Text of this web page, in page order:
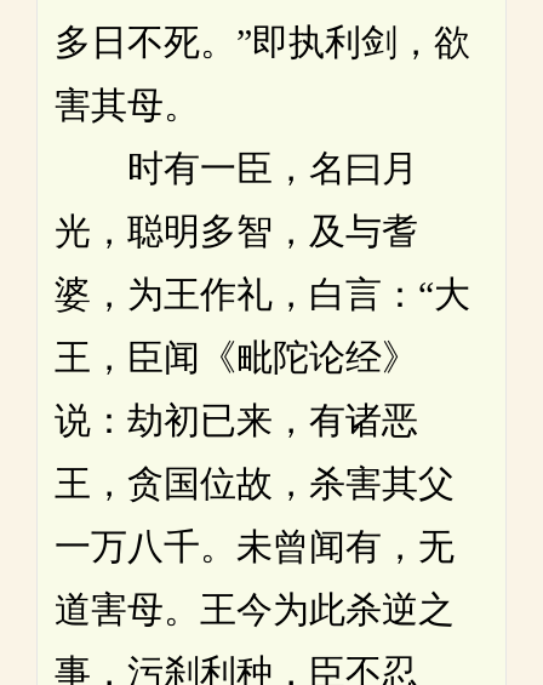
多日不死。”即执利剑，欲
害其母。
时有一臣，名曰月
光，聪明多智，及与耆
婆，为王作礼，白言：“大
王，臣闻《毗陀论经》
说：劫初已来，有诸恶
王，贪国位故，杀害其父
一万八千。未曾闻有，无
道害母。王今为此杀逆之
事，污刹利种，臣不忍